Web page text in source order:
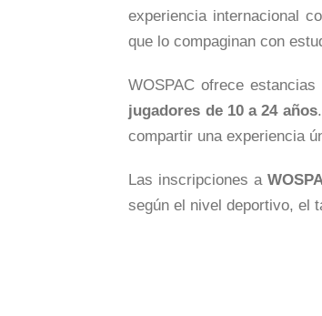
experiencia internacional
que lo compaginan con
WOSPAC ofrece
jugadores de 10 a 24 años
compartir una experiencia
Las inscripciones a
según el nivel deportivo, el